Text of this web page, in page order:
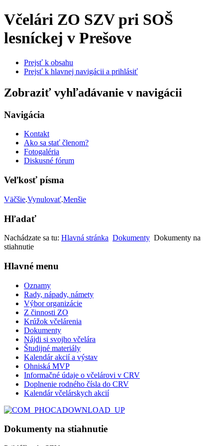
Včelári ZO SZV pri SOŠ
lesníckej v Prešove
Prejsť k obsahu
Prejsť k hlavnej navigácii a prihlásiť
Zobraziť vyhľadávanie v navigácii
Navigácia
Kontakt
Ako sa stať členom?
Fotogaléria
Diskusné fórum
Veľkosť písma
Väčšie.Vynulovať.Menšie
Hľadať
Nachádzate sa tu: Hlavná stránka Dokumenty Dokumenty na
stiahnutie
Hlavné menu
Oznamy
Rady, nápady, námety
Výbor organizácie
Z činnosti ZO
Krúžok včelárenia
Dokumenty
Nájdi si svojho včelára
Študijné materiály
Kalendár akcií a výstav
Ohniská MVP
Informačné údaje o včelárovi v CRV
Doplnenie rodného čísla do CRV
Kalendár včelárskych akcií
Dokumenty na stiahnutie